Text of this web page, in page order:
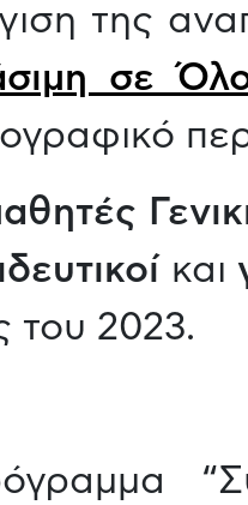
της
σε
και
του 2023.